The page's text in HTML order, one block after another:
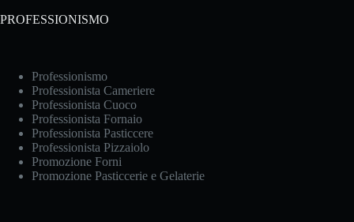
PROFESSIONISMO
Professionismo
Professionista Cameriere
Professionista Cuoco
Professionista Fornaio
Professionista Pasticcere
Professionista Pizzaiolo
Promozione Forni
Promozione Pasticcerie e Gelaterie